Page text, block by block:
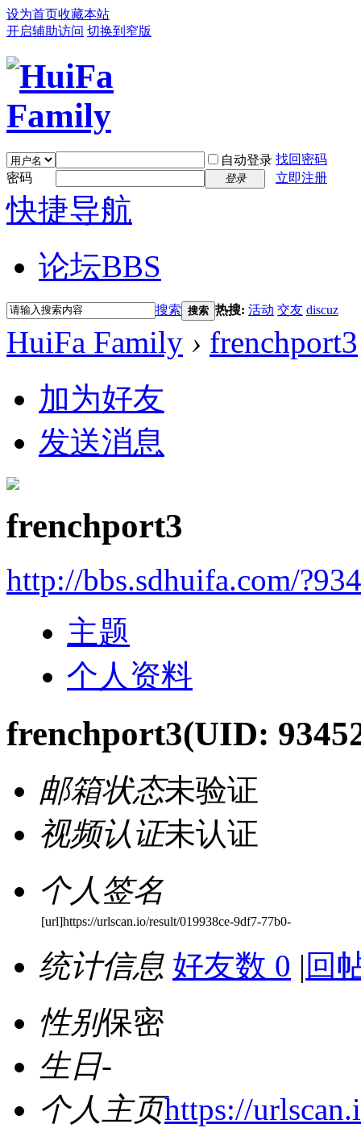
设为首页收藏本站
开启辅助访问 切换到窄版
自动登录 找回密码
密码
登录 立即注册
快捷导航
论坛BBS
搜索 搜索 热搜: 活动 交友 discuz
HuiFa Family › frenchport3
加为好友
发送消息
frenchport3
http://bbs.sdhuifa.com/
主题
个人资料
frenchport3(UID:
邮箱状态未验证
视频认证未认证
个人签名
[url]https://urlscan.io/result/019938ce-9df7-77b0-
统计信息 好友数 0 | 回
性别保密
生日-
个人主页https://